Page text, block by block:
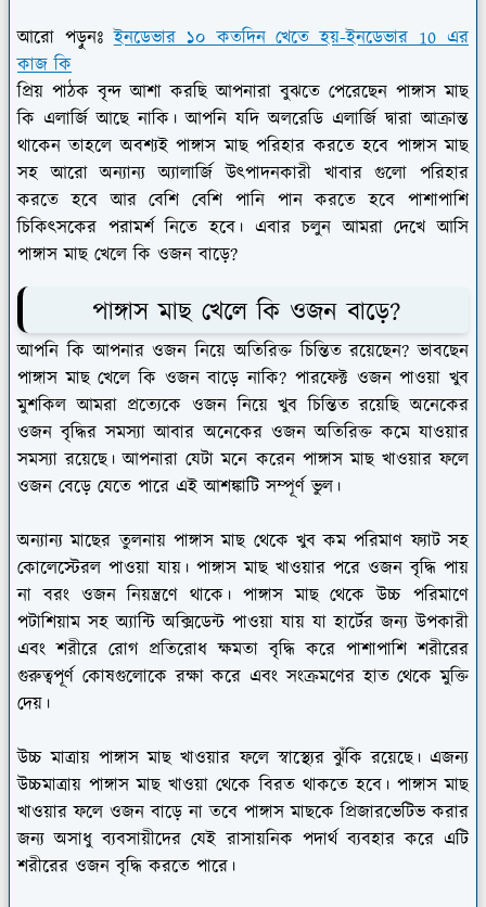
আরো পড়ুনঃইনডেভার ১০ কতদিন খেতে হয়-ইনডেভার 10 এর
কাজ কি
প্রিয় পাঠক বৃন্দ আশা করছি আপনারা বুঝতে পেরেছেন পাঙ্গাস মাছ
কি এলার্জি আছে নাকি। আপনি যদি অলরেডি এলার্জি দ্বারা আক্রান্ত
থাকেন তাহলে অবশ্যই পাঙ্গাস মাছ পরিহার করতে হবে পাঙ্গাস মাছ
সহ আরো অন্যান্য অ্যালার্জি উৎপাদনকারী খাবার গুলো পরিহার
করতে হবে আর বেশি বেশি পানি পান করতে হবে পাশাপাশি
চিকিৎসকের পরামর্শ নিতে হবে। এবার চলুন আমরা দেখে আসি
পাঙ্গাস মাছ খেলে কি ওজন বাড়ে?
পাঙ্গাস মাছ খেলে কি ওজন বাড়ে?
আপনি কি আপনার ওজন নিয়ে অতিরিক্ত চিন্তিত রয়েছেন? ভাবছেন
পাঙ্গাস মাছ খেলে কি ওজন বাড়ে নাকি? পারফেক্ট ওজন পাওয়া খুব
মুশকিল আমরা প্রত্যেকে ওজন নিয়ে খুব চিন্তিত রয়েছি অনেকের
ওজন বৃদ্ধির সমস্যা আবার অনেকের ওজন অতিরিক্ত কমে যাওয়ার
সমস্যা রয়েছে। আপনারা যেটা মনে করেন পাঙ্গাস মাছ খাওয়ার ফলে
ওজন বেড়ে যেতে পারে এই আশঙ্কাটি সম্পূর্ণ ভুল।
অন্যান্য মাছের তুলনায় পাঙ্গাস মাছ থেকে খুব কম পরিমাণ ফ্যাট সহ
কোলেস্টেরল পাওয়া যায়। পাঙ্গাস মাছ খাওয়ার পরে ওজন বৃদ্ধি পায়
না বরং ওজন নিয়ন্ত্রণে থাকে। পাঙ্গাস মাছ থেকে উচ্চ পরিমাণে
পটাশিয়াম সহ অ্যান্টি অক্সিডেন্ট পাওয়া যায় যা হার্টের জন্য উপকারী
এবং শরীরে রোগ প্রতিরোধ ক্ষমতা বৃদ্ধি করে পাশাপাশি শরীরের
গুরুত্বপূর্ণ কোষগুলোকে রক্ষা করে এবং সংক্রমণের হাত থেকে মুক্তি
দেয়।
উচ্চ মাত্রায় পাঙ্গাস মাছ খাওয়ার ফলে স্বাস্থ্যের ঝুঁকি রয়েছে। এজন্য
উচ্চমাত্রায় পাঙ্গাস মাছ খাওয়া থেকে বিরত থাকতে হবে। পাঙ্গাস মাছ
খাওয়ার ফলে ওজন বাড়ে না তবে পাঙ্গাস মাছকে প্রিজারভেটিভ করার
জন্য অসাধু ব্যবসায়ীদের যেই রাসায়নিক পদার্থ ব্যবহার করে এটি
শরীরের ওজন বৃদ্ধি করতে পারে।